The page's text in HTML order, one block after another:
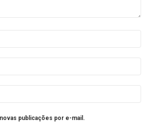
publicações por e-mail.